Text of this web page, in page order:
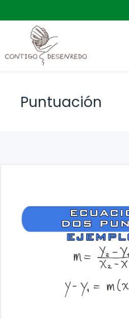
al
contenido
Puntuación